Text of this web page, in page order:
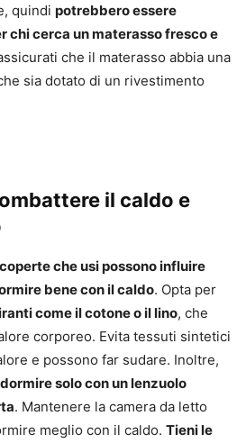
quindi potrebbero essere
chi cerca un materasso fresco e
che il materasso abbia una
sia dotato di un rivestimento
il caldo e
che usi possono influire
bene con il caldo. Opta per
come il cotone o il lino, che
corporeo. Evita tessuti sintetici
e possono far sudare. Inoltre,
solo con un lenzuolo
. Mantenere la camera da letto
meglio con il caldo. Tieni le